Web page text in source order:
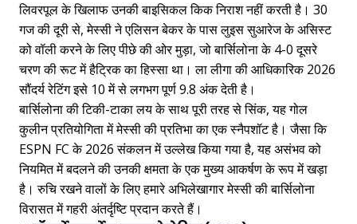
लिवरपूल के खिलाफ उनकी बाइसिकल किक निराश नहीं करती है। 30
गज की दूरी से, मेस्सी ने एलिसन बेकर के पास लुइस सुआरेज के असिस्ट
को वॉली करने के लिए पीछे की ओर मुड़ा, जो बार्सिलोना के 4-0 दूसरे
चरण की रूट में हैट्रिक का हिस्सा था। ला लीगा की आधिकारिक 2026
सौंदर्य रेटिंग इसे 10 में से लगभग पूर्ण 9.8 अंक देती है।
बार्सिलोना की टिकी-टाका लय के साथ पूरी तरह से सिंक, यह गोल
कुलीन प्रतियोगिता में मेस्सी की प्रतिभा का एक स्नैपशॉट है। जैसा कि
ESPN FC के 2026 संकलन में उल्लेख किया गया है, यह असंभव को
नियमित में बदलने की उनकी क्षमता के एक मुख्य आकर्षण के रूप में खड़ा
है। रुचि रखने वालों के लिए हमारे अभिलेखागार मेस्सी की बार्सिलोना
विरासत में गहरी अंतर्दृष्टि प्रदान करते हैं।